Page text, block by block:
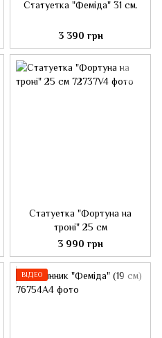
Статуетка "Феміда" 31 см.
3 390 грн
Статуетка "Фортуна на
троні" 25 см
3 990 грн
ВІДЕО